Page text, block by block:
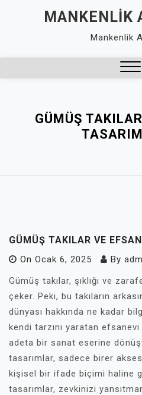
MANKENLIK
Mankenlik
GÜMÜŞ
GÜMÜŞ TAKILAR VE
On Ocak 6, 2025 By
Gümüş takılar, şıklığı ve
çeker. Peki, bu takıların
dünyası hakkında ne kadar
kendi tarzını yaratan efsanevi
adeta bir sanat eserine
tasarımlar, sadece birer
kişisel bir ifade biçimi haline
tasarımlar, zevkinizi